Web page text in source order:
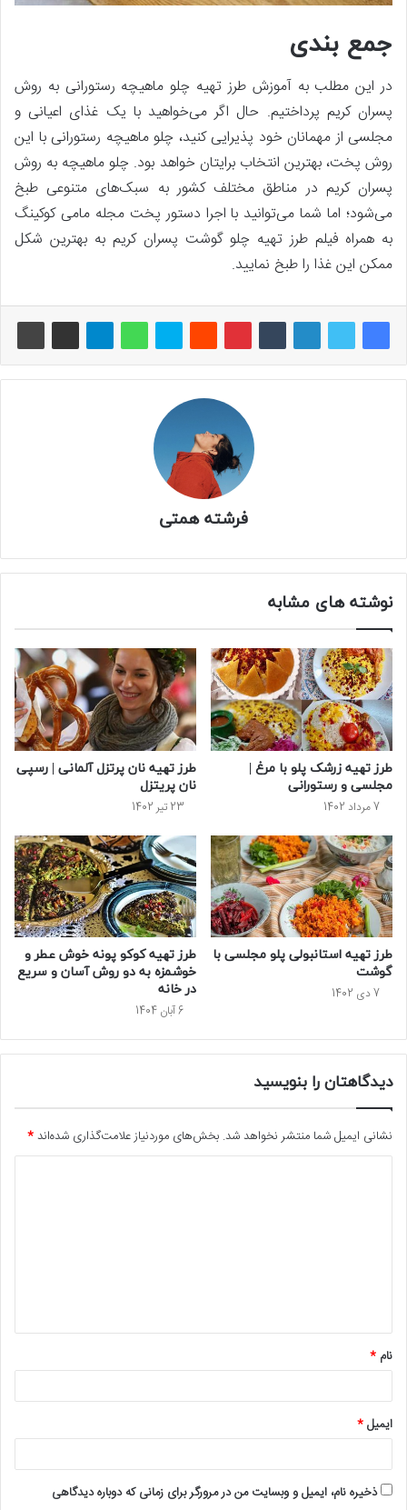
جمع بندی
در این مطلب به آموزش طرز تهیه چلو ماهیچه رستورانی به روش
پسران کریم پرداختیم. حال اگر می‌خواهید با یک غذای اعیانی و
مجلسی از مهمانان خود پذیرایی کنید، چلو ماهیچه رستورانی با این
روش پخت، بهترین انتخاب برایتان خواهد بود. چلو ماهیچه به روش
پسران کریم در مناطق مختلف کشور به سبک‌های متنوعی طبخ
می‌شود؛ اما شما می‌توانید با اجرا دستور پخت مجله مامی کوکینگ
به همراه فیلم طرز تهیه چلو گوشت پسران کریم به بهترین شکل
ممکن این غذا را طبخ نمایید.
فرشته همتی
نوشته های مشابه
طرز تهیه زرشک پلو با مرغ |
مجلسی و رستورانی
7 مرداد 1402
طرز تهیه نان پرتزل آلمانی | رسپی
نان پریتزل
23 تیر 1402
طرز تهیه استانبولی پلو مجلسی با
گوشت
7 دی 1402
طرز تهیه کوکو پونه خوش عطر و
خوشمزه به دو روش آسان و سریع
در خانه
6 آبان 1404
دیدگاهتان را بنویسید
نشانی ایمیل شما منتشر نخواهد شد. بخش‌های موردنیاز علامت‌گذاری شده‌اند*
*
نام *
ایمیل*
ذخیره نام، ایمیل و وبسایت من در مرورگر برای زمانی که دوباره دیدگاهی